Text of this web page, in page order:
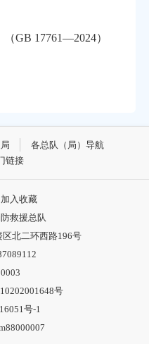
GB 17761—2024）
各总队（局）导航
链接
加入收藏
救援总队
北二环西路196号
号
号-1